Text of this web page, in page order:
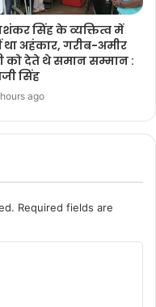
सिंह के व्यक्तित्व में
था अहंकार, गरीब-अमीर
को देते थे समान सम्मान :
सिंह
ago
Required fields are